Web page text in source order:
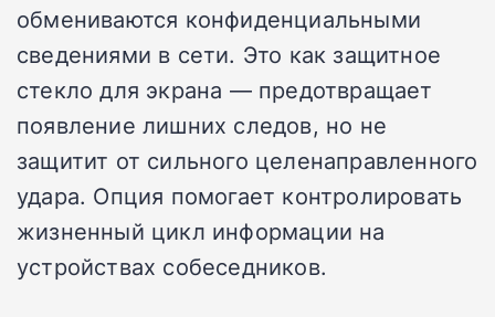
обмениваются конфиденциальными
сведениями в сети. Это как защитное
стекло для экрана — предотвращает
появление лишних следов, но не
защитит от сильного целенаправленного
удара. Опция помогает контролировать
жизненный цикл информации на
устройствах собеседников.